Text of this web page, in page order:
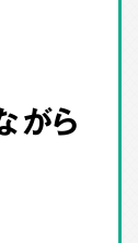
がら